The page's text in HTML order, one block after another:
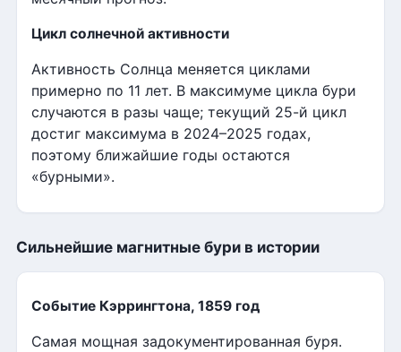
Цикл солнечной активности
Активность Солнца меняется циклами
примерно по 11 лет. В максимуме цикла бури
случаются в разы чаще; текущий 25-й цикл
достиг максимума в 2024–2025 годах,
поэтому ближайшие годы остаются
«бурными».
Сильнейшие магнитные бури в истории
Событие Кэррингтона, 1859 год
Самая мощная задокументированная буря.